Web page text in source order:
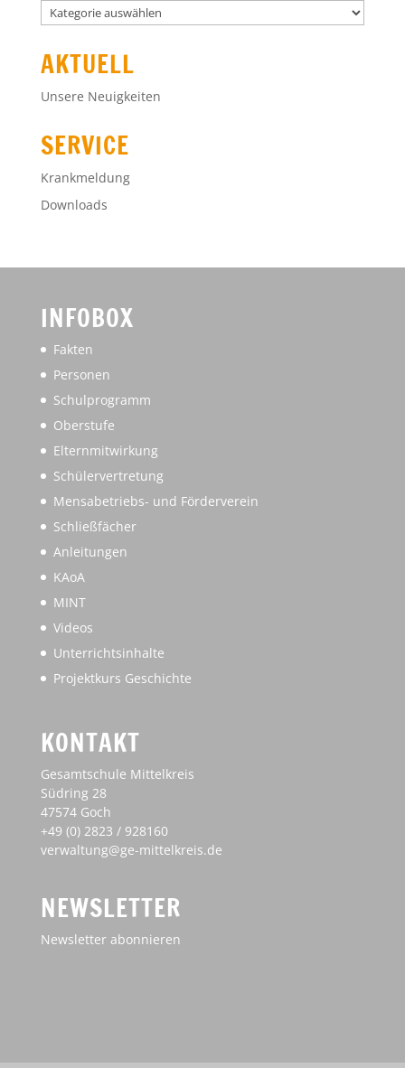
GEM
AKTUELL
Unsere Neuigkeiten
SERVICE
Krankmeldung
Downloads
INFOBOX
Fakten
Personen
Schulprogramm
Oberstufe
Elternmitwirkung
Schülervertretung
Mensabetriebs- und Förderverein
Schließfächer
Anleitungen
KAoA
MINT
Videos
Unterrichtsinhalte
Projektkurs Geschichte
KONTAKT
Gesamtschule Mittelkreis
Südring 28
47574 Goch
+49 (0) 2823 / 928160
verwaltung@ge-mittelkreis.de
NEWSLETTER
Newsletter abonnieren